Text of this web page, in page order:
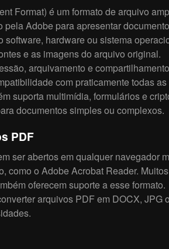
Format) é um formato de arquivo
pela Adobe para apresentar
software, hardware ou sistema
e as imagens do arquivo original.
arquivamento e
com praticamente todas as
suporta multimídia, formulários e
documentos simples ou complexos.
PDF
ser abertos em qualquer navegador
como o Adobe Acrobat Reader.
oferecem suporte a esse formato.
arquivos PDF em DOCX, JPG